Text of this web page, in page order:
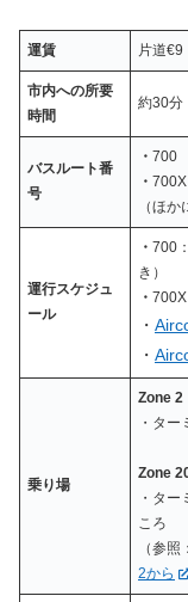
運賃 片道€9
市内への所要
時間
約30分
バスルート番
号
・ 700
・ 700X
（ほ
運行スケジュ
ール
・ 700
き）
・
・
・
乗り場
Zone 2
・タ
Zone
・タ
ころ
（参
2から